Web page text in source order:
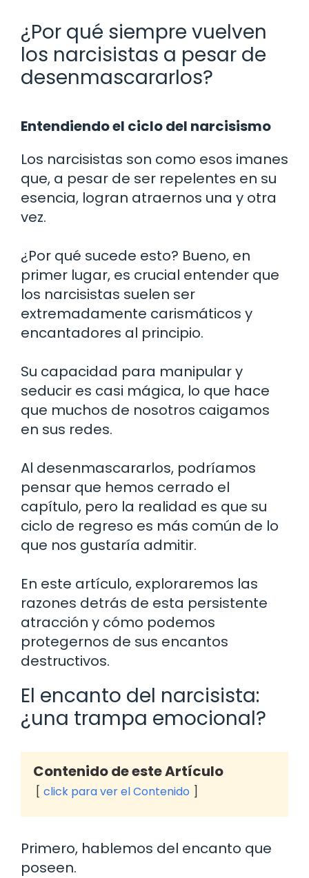
¿Por qué siempre vuelven
los narcisistas a pesar de
desenmascararlos?
Entendiendo el ciclo del narcisismo
Los narcisistas son como esos imanes
que, a pesar de ser repelentes en su
esencia, logran atraernos una y otra
vez.
¿Por qué sucede esto? Bueno, en
primer lugar, es crucial entender que
los narcisistas suelen ser
extremadamente carismáticos y
encantadores al principio.
Su capacidad para manipular y
seducir es casi mágica, lo que hace
que muchos de nosotros caigamos
en sus redes.
Al desenmascararlos, podríamos
pensar que hemos cerrado el
capítulo, pero la realidad es que su
ciclo de regreso es más común de lo
que nos gustaría admitir.
En este artículo, exploraremos las
razones detrás de esta persistente
atracción y cómo podemos
protegernos de sus encantos
destructivos.
El encanto del narcisista:
¿una trampa emocional?
Contenido de este Artículo
click para ver el Contenido
Primero, hablemos del encanto que
poseen.